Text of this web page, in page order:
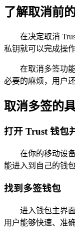
了解取消前
在决定取消
私钥就可以完成操
在取消多签功
必要的麻烦，用户
取消多签的
打开 Trust 钱包
在你的移动设
能进入到自己的钱
找到多签钱包
进入钱包主界
用户能够快速、准